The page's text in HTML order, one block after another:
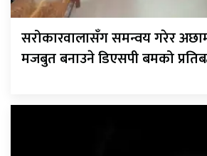
सरोकारवालासँग समन्वय गरेर
मजबुत बनाउने डिएसपी बमको